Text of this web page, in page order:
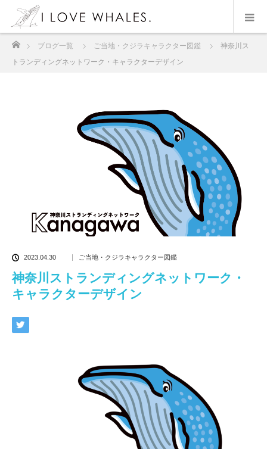
ブログ一覧 ご当地・クジラキャラクター図鑑
神奈川ス
トランディングネットワーク・キャラクターデザイン
2023.04.30 ご当地・クジラキャラクター図鑑
神奈川ストランディングネットワーク・
キャラクターデザイン